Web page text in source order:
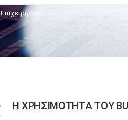
Επιχειρήσεις
Η ΧΡΗΣΙΜΟΤΗΤΑ ΤΟΥ